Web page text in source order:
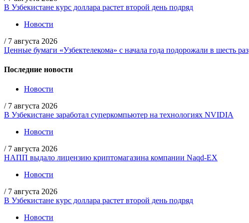
В Узбекистане курс доллара растет второй день подряд
Новости
/ 7 августа 2026
Ценные бумаги «Узбектелекома» с начала года подорожали в шесть раз
Последние новости
Новости
/ 7 августа 2026
В Узбекистане заработал суперкомпьютер на технологиях NVIDIA
Новости
/ 7 августа 2026
НАПП выдало лицензию криптомагазина компании Naqd-EX
Новости
/ 7 августа 2026
В Узбекистане курс доллара растет второй день подряд
Новости